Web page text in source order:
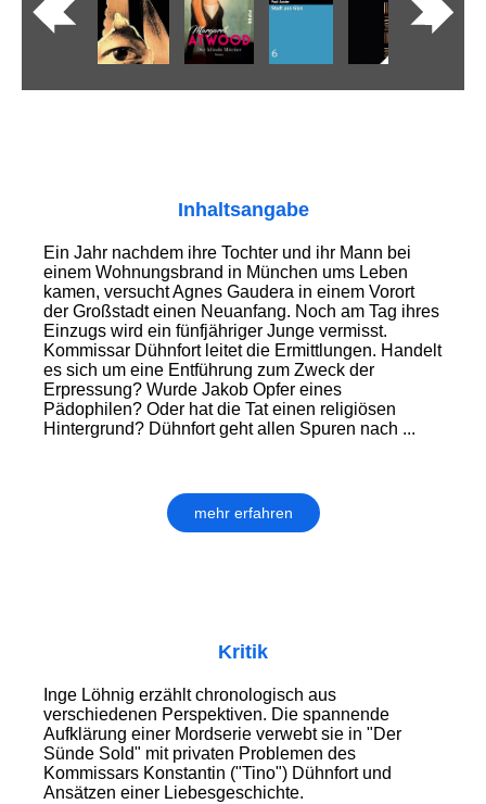
Inhaltsangabe
Ein Jahr nachdem ihre Tochter und ihr Mann bei
einem Wohnungsbrand in München ums Leben
kamen, versucht Agnes Gaudera in einem Vorort
der Großstadt einen Neuanfang. Noch am Tag ihres
Einzugs wird ein fünfjähriger Junge vermisst.
Kommissar Dühnfort leitet die Ermittlungen. Handelt
es sich um eine Entführung zum Zweck der
Erpressung? Wurde Jakob Opfer eines
Pädophilen? Oder hat die Tat einen religiösen
Hintergrund? Dühnfort geht allen Spuren nach ...
mehr erfahren
Kritik
Inge Löhnig erzählt chronologisch aus
verschiedenen Perspektiven. Die spannende
Aufklärung einer Mordserie verwebt sie in "Der
Sünde Sold" mit privaten Problemen des
Kommissars Konstantin ("Tino") Dühnfort und
Ansätzen einer Liebesgeschichte.